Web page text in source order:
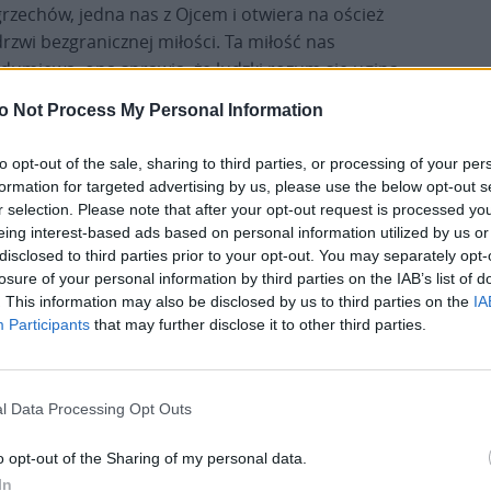
Not Process My Personal Information
opt-out of the sale, sharing to third parties, or processing of your
for targeted advertising by us, please use the below opt-out
selection. Please note that after your opt-out request is processed
interest-based ads based on personal information utilized by us
to third parties prior to your opt-out. You may separately
of your personal information by third parties on the IAB’s list of
This information may also be disclosed by us to third parties on the
Participants that may further disclose it to other third parties.
Data Processing Opt Outs
opt-out of the Sharing of my personal data.
jedna nas z Ojcem i otwiera na oścież
bezgranicznej miłości. Ta miłość nas
ona sprawia, że ludzki rozum się ugina.
wyjaśniał Raphaël Bedros XXI Minassian. Jego
na nowo daru nadziei i celebrowania
z odnowioną wiarą. Daje okazję do
sumień uśpionych.
Jaką konkretną odpowiedź możemy dać na ten
dar? Jak okazać światu naszą
spojrzenie skierowane na Chrystusa w
miłość nas przemieniła – apelował
świadectwo swoim przykładem i
wobec zapomnianych, cierpiących,